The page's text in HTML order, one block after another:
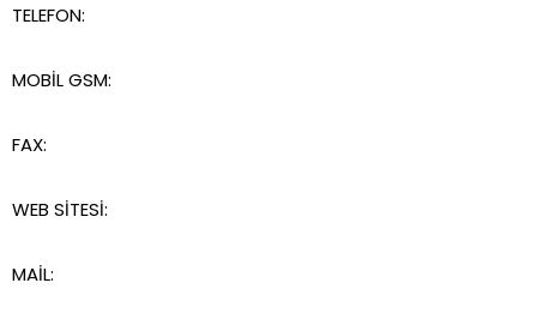
TELEFON:
MOBİL GSM:
FAX:
WEB SİTESİ:
MAİL: